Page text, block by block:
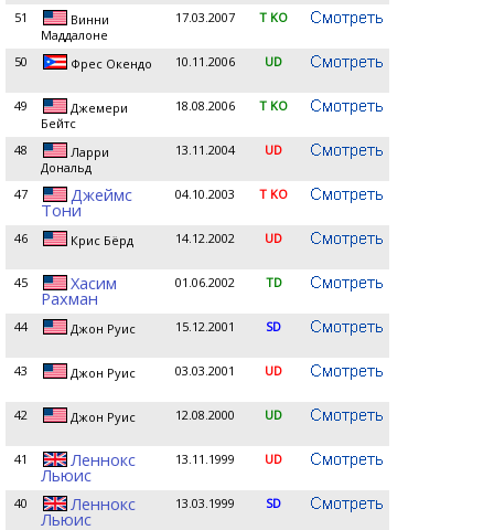
51
Винни
Маддалоне
17.03.2007 T KO
50 Фрес Окендо 10.11.2006 UD
49
Джемери
Бейтс
18.08.2006 T KO
48
Ларри
Дональд
13.11.2004 UD
47 Джеймс
Тони
04.10.2003 T KO
46 Крис Бёрд 14.12.2002 UD
45 Хасим
Рахман
01.06.2002 TD
44 Джон Руис 15.12.2001 SD
43 Джон Руис 03.03.2001 UD
42 Джон Руис 12.08.2000 UD
41 Леннокс
Льюис
13.11.1999 UD
40 Леннокс
Льюис
13.03.1999 SD